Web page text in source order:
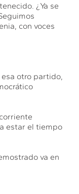
¿Ya se
con voces
esa otro partido,
estar el tiempo
va en